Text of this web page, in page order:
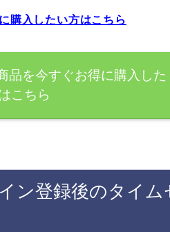
購入したい方はこちら
品を今すぐお得に購入した
こちら
ン登録後のタイム